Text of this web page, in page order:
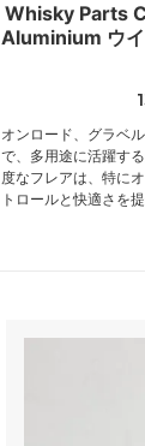
Whisky Parts
Aluminium ウ
オンロード、グラベ
で、多用途に活躍す
度なフレアは、特に
トロールと快適さを提